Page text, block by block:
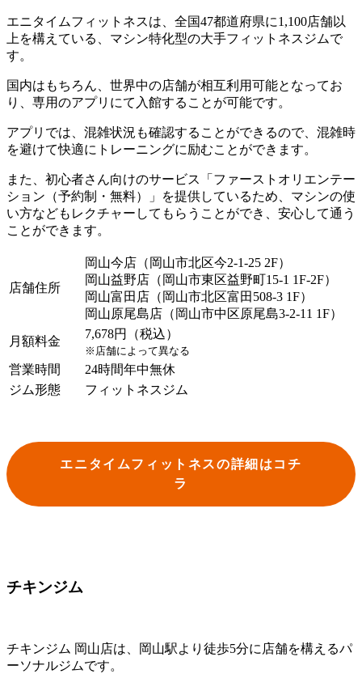
エニタイムフィットネスは、全国47都道府県に1,100店舗以
上を構えている、マシン特化型の大手フィットネスジムで
す。
国内はもちろん、世界中の店舗が相互利用可能となってお
り、専用のアプリにて入館することが可能です。
アプリでは、混雑状況も確認することができるので、混雑時
を避けて快適にトレーニングに励むことができます。
また、初心者さん向けのサービス「ファーストオリエンテー
ション（予約制・無料）」を提供しているため、マシンの使
い方などもレクチャーしてもらうことができ、安心して通う
ことができます。
店舗住所
岡山今店（岡山市北区今2-1-25 2F）
岡山益野店（岡山市東区益野町15-1 1F-2F）
岡山富田店（岡山市北区富田508-3 1F）
岡山原尾島店（岡山市中区原尾島3-2-11 1F）
月額料金
7,678円（税込）
※店舗によって異なる
営業時間
24時間年中無休
ジム形態
フィットネスジム
エニタイムフィットネスの詳細はコチ
ラ
チキンジム
チキンジム 岡山店は、岡山駅より徒歩5分に店舗を構えるパ
ーソナルジムです。